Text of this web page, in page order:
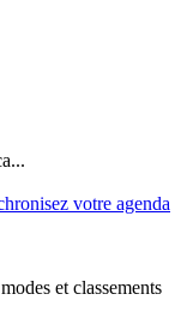
votre agenda
et classements